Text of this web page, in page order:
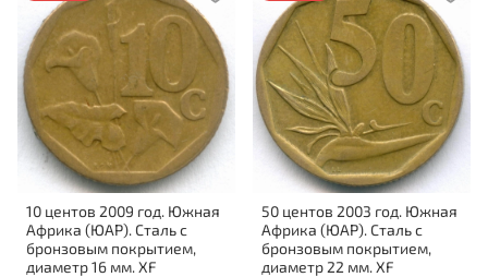
10 центов 2009 год. Южная
Африка (ЮАР). Сталь с
бронзовым покрытием,
диаметр 16 мм. XF
50 центов 2003 год. Южная
Африка (ЮАР). Сталь с
бронзовым покрытием,
диаметр 22 мм. XF